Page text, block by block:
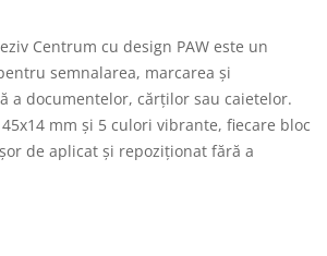
Centrum cu design PAW este un
semnalarea, marcarea și
a documentelor, cărților sau caietelor.
mm și 5 culori vibrante, fiecare bloc
de aplicat și repoziționat fără a